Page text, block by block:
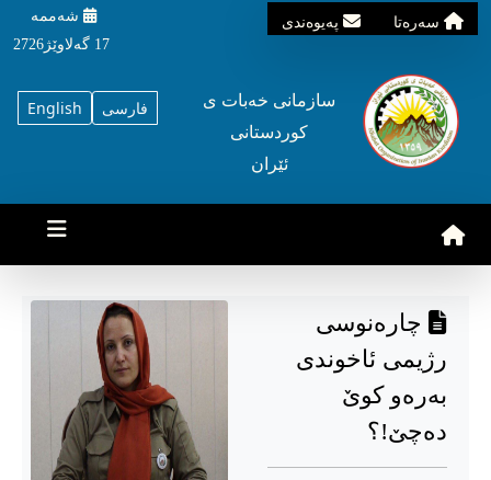
سه‌ره‌تا په‌یوه‌ندی
شه‌ممه‌
17 گه‌لاوێژ2726
English فارسی
سازمانی خه‌بات ی
کوردستانی
ئێران
چارەنوسی
رژیمی ئاخوندی
بەرەو کوێ
دەچێ!؟